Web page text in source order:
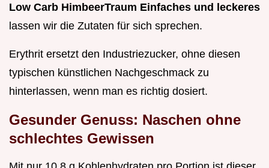
Low Carb HimbeerTraum Einfaches und leckeres
lassen wir die Zutaten für sich sprechen.
Erythrit ersetzt den Industriezucker, ohne diesen
typischen künstlichen Nachgeschmack zu
hinterlassen, wenn man es richtig dosiert.
Gesunder Genuss: Naschen ohne
schlechtes Gewissen